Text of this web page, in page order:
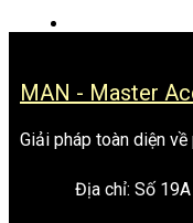
MAN - Master
Giải pháp toàn diện
Địa chỉ: Số 19A